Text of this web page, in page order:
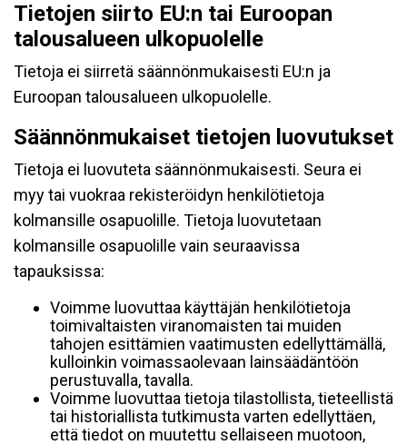
Tietojen siirto EU:n tai Euroopan
talousalueen ulkopuolelle
Tietoja ei siirretä säännönmukaisesti EU:n ja
Euroopan talousalueen ulkopuolelle.
Säännönmukaiset tietojen luovutukset
Tietoja ei luovuteta säännönmukaisesti. Seura ei
myy tai vuokraa rekisteröidyn henkilötietoja
kolmansille osapuolille. Tietoja luovutetaan
kolmansille osapuolille vain seuraavissa
tapauksissa:
Voimme luovuttaa käyttäjän henkilötietoja
toimivaltaisten viranomaisten tai muiden
tahojen esittämien vaatimusten edellyttämällä,
kulloinkin voimassaolevaan lainsäädäntöön
perustuvalla, tavalla.
Voimme luovuttaa tietoja tilastollista, tieteellistä
tai historiallista tutkimusta varten edellyttäen,
että tiedot on muutettu sellaiseen muotoon,